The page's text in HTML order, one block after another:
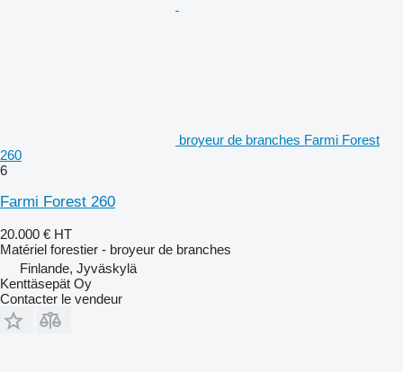
broyeur de branches Farmi Forest
260
6
Farmi Forest 260
20.000 € HT
Matériel forestier - broyeur de branches
Finlande, Jyväskylä
Kenttäsepät Oy
Contacter le vendeur